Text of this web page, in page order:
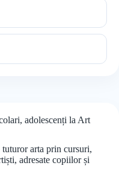
adolescenți la Art
arta prin cursuri,
adresate copiilor și